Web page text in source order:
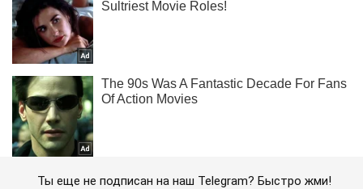
Ты еще не подписан на наш Telegram? Быстро жми!